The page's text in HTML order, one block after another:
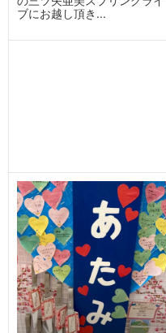
ブにお越し頂き...